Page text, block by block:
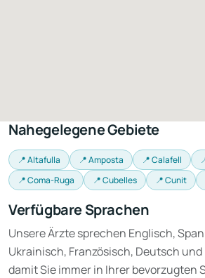
Nahegelegene Gebiete
📍 Altafulla 📍 Amposta 📍 Calafell
📍 Coma-Ruga
📍 Cubelles 📍 Cunit
Verfügbare Sprachen
Unsere Ärzte sprechen Englisch,
Ukrainisch, Französisch, Deutsch
damit Sie immer in Ihrer bevorzugten